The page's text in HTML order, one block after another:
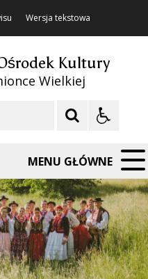
Wersja tekstowa
Kultury
Wielkiej
MENU GŁÓWNE